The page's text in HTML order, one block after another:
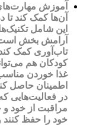
آموزش
آن‌ها کمک کند
این شامل
آرامش بخش است
تاب‌آوری کمک
کودکان هم
غذا خوردن
اطمینان حاصل
در فعالیت‌هایی
مراقبت از خود و
خود را حفظ کنند